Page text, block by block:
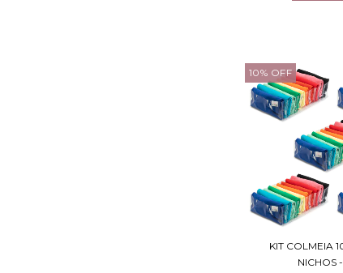
10% OFF
KIT COLMEIA
NICHOS